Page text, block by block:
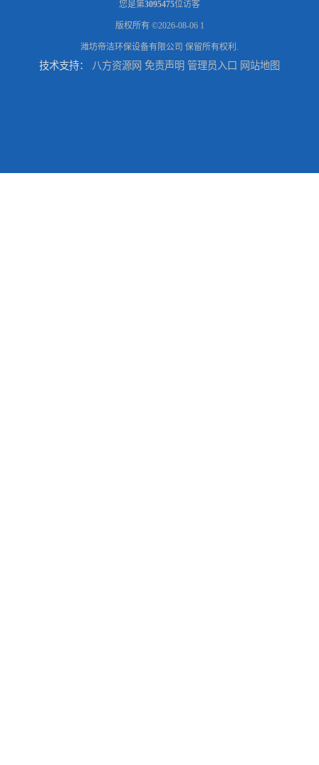
您是第3095475位访客
版权所有 ©2026-08-06 1
潍坊帝洁环保设备有限公司 保留所有权利.
技术支持： 八方资源网 免责声明 管理员入口 网站地图